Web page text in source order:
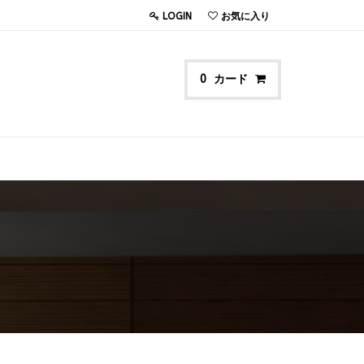
LOGIN お気に入り
0 カード